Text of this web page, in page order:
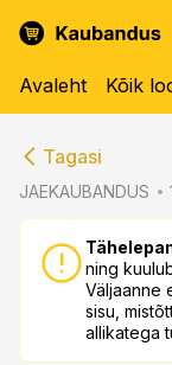
Avaleht Kõik
Tagasi
JAEKAUBANDUS
ning
Väljaanne
sisu,
allikatega